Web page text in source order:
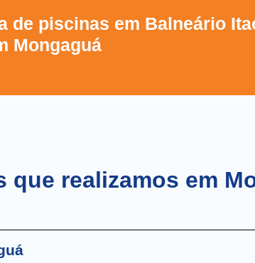
de piscinas em Balneário
Mongaguá
realizamos em